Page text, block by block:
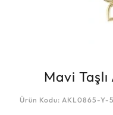
Mavi Taşlı
Ürün Kodu: AKL0865-Y-